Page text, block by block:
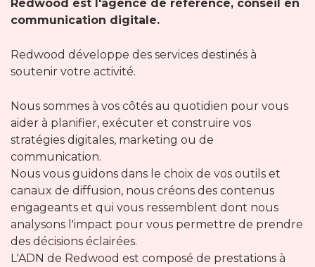
Redwood est l'agence de référence, conseil en
communication digitale.
Redwood développe des services destinés à
soutenir votre activité.
Nous sommes à vos côtés au quotidien pour vous
aider à planifier, exécuter et construire vos
stratégies digitales, marketing ou de
communication.
Nous vous guidons dans le choix de vos outils et
canaux de diffusion, nous créons des contenus
engageants et qui vous ressemblent dont nous
analysons l'impact pour vous permettre de prendre
des décisions éclairées.
L'ADN de Redwood est composé de prestations à